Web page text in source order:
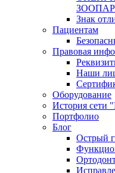
Знак
Пациентам
Правовая
Наши
Оборудование
История сети
Портфолио
Блог
Острый